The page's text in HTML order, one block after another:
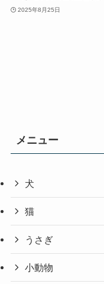
2025年8月25日
メニュー
犬
猫
うさぎ
小動物